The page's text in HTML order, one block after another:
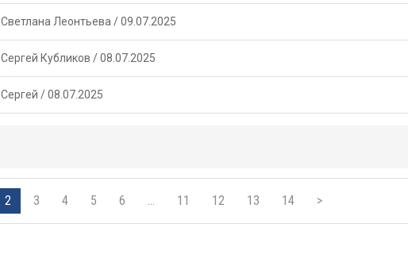
Светлана Леонтьева /09.07.2025
Сергей Кубликов /08.07.2025
Сергей /08.07.2025
2 3 4 5 6 … 11 12 13 14 >